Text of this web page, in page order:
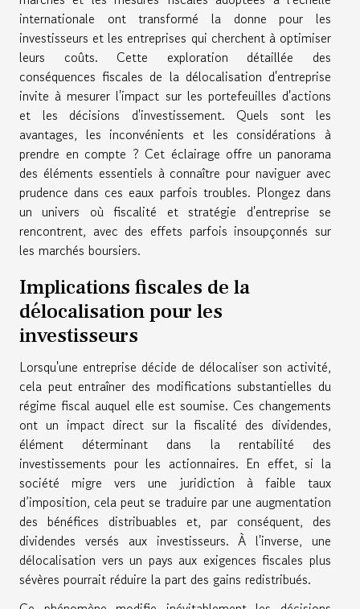
internationale ont transformé la donne pour les
investisseurs et les entreprises qui cherchent à optimiser
leurs coûts. Cette exploration détaillée des
conséquences fiscales de la délocalisation d'entreprise
invite à mesurer l'impact sur les portefeuilles d'actions
et les décisions d'investissement. Quels sont les
avantages, les inconvénients et les considérations à
prendre en compte ? Cet éclairage offre un panorama
des éléments essentiels à connaître pour naviguer avec
prudence dans ces eaux parfois troubles. Plongez dans
un univers où fiscalité et stratégie d'entreprise se
rencontrent, avec des effets parfois insoupçonnés sur
les marchés boursiers.
Implications fiscales de la
délocalisation pour les
investisseurs
Lorsqu'une entreprise décide de délocaliser son activité,
cela peut entraîner des modifications substantielles du
régime fiscal auquel elle est soumise. Ces changements
ont un impact direct sur la fiscalité des dividendes,
élément déterminant dans la rentabilité des
investissements pour les actionnaires. En effet, si la
société migre vers une juridiction à faible taux
d’imposition, cela peut se traduire par une augmentation
des bénéfices distribuables et, par conséquent, des
dividendes versés aux investisseurs. À l'inverse, une
délocalisation vers un pays aux exigences fiscales plus
sévères pourrait réduire la part des gains redistribués.